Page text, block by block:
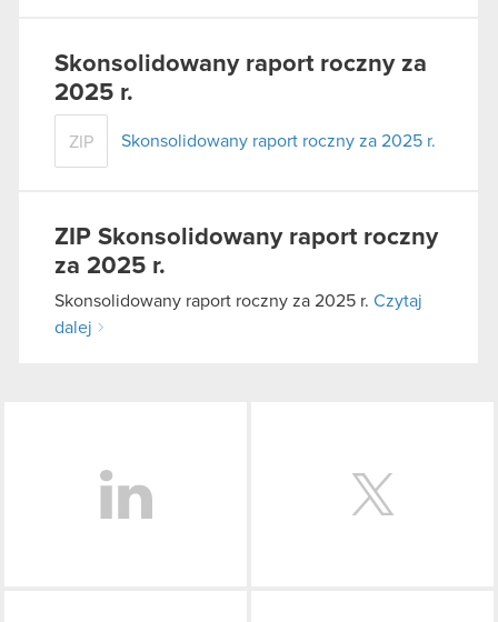
Skonsolidowany raport roczny za
2025 r.
ZIP Skonsolidowany raport roczny za 2025 r.
ZIP Skonsolidowany raport roczny
za 2025 r.
Skonsolidowany raport roczny za 2025 r. Czytaj
dalej